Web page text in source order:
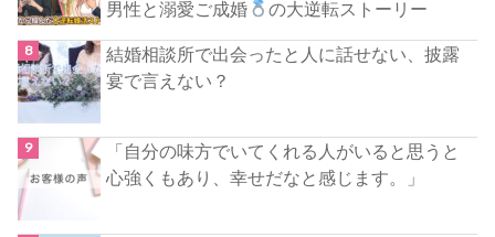
男性と溺愛ご成婚
の大逆転ストーリー
結婚相談所で出会ったと人に話せない、披露
宴で言えない？
「自分の味方でいてくれる人がいると思うと
心強くもあり、幸せだなと感じます。」